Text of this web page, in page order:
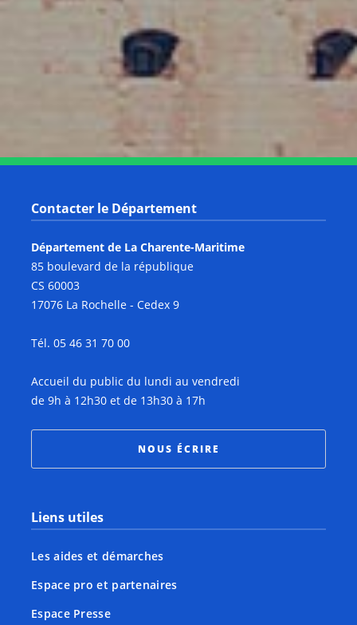
Notre page Instagram
Notre page Facebook
Notre page X Notre page
Notre page Youtube
Contacter le Département
Département de La Charente-Maritime
85 boulevard de la république
CS 60003
17076 La Rochelle - Cedex 9
Tél. 05 46 31 70 00
Accueil du public du lundi au vendredi
de 9h à 12h30 et de 13h30 à 17h
NOUS ÉCRIRE
Liens utiles
Les aides et démarches
Espace pro et partenaires
Espace Presse